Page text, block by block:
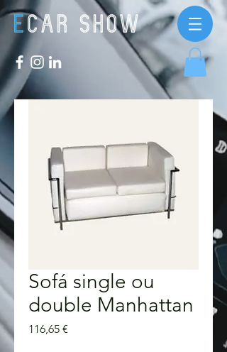
Sofá single ou
double Manhattan
116,65 €